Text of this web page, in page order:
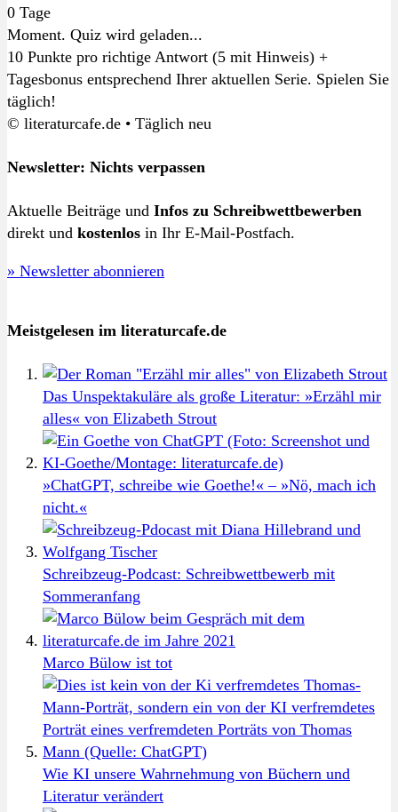
0 Tage
Moment. Quiz wird geladen...
10 Punkte pro richtige Antwort (5 mit Hinweis) +
Tagesbonus entsprechend Ihrer aktuellen Serie. Spielen Sie
täglich!
© literaturcafe.de • Täglich neu
Newsletter: Nichts verpassen
Aktuelle Beiträge und Infos zu Schreibwettbewerben
direkt und kostenlos in Ihr E-Mail-Postfach.
» Newsletter abonnieren
Meistgelesen im literaturcafe.de
Das Unspektakuläre als große Literatur: »Erzähl mir
alles« von Elizabeth Strout
»ChatGPT, schreibe wie Goethe!« – »Nö, mach ich
nicht.«
Schreibzeug-Podcast: Schreibwettbewerb mit
Sommeranfang
Marco Bülow ist tot
Wie KI unsere Wahrnehmung von Büchern und
Literatur verändert